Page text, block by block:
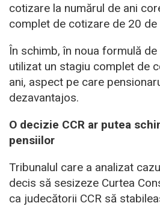
cotizare la numărul de ani
complet de cotizare de 20 de
În schimb, în noua formulă
utilizat un stagiu complet de
ani, aspect pe care
dezavantajos.
O decizie CCR ar putea
pensiilor
Tribunalul care a analizat
decis să sesizeze Curtea
ca judecătorii CCR să